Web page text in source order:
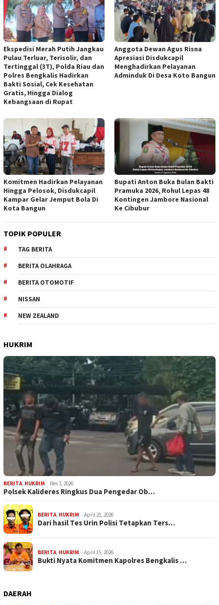
Ekspedisi Merah Putih Jangkau
Pulau Terluar, Terisolir, dan
Tertinggal (3T), Polda Riau dan
Polres Bengkalis Hadirkan
Bakti Sosial, Cek Kesehatan
Gratis, Hingga Dialog
Kebangsaan di Rupat
Anggota Dewan Agus Risna
Apresiasi Disdukcapil
Menghadirkan Pelayanan
Adminduk Di Desa Koto Bangun
Komitmen Hadirkan Pelayanan
Hingga Pelosok, Disdukcapil
Kampar Gelar Jemput Bola Di
Kota Bangun
Bupati Anton Buka Bulan Bakti
Pramuka 2026, Rohul Lepas 48
Kontingen Jambore Nasional
Ke Cibubur
TOPIK POPULER
TAG BERITA
BERITA OLAHRAGA
BERITA OTOMOTIF
NISSAN
NEW ZEALAND
HUKRIM
BERITA HUKRIM Mei 3, 2026
Polsek Kalideres Ringkus Dua Pengedar Ob…
BERITA HUKRIM April 21, 2026
Dari hasil Tes Urin Polisi Tetapkan Ters…
BERITA HUKRIM April 15, 2026
Bukti Nyata Komitmen Kapolres Bengkalis …
DAERAH